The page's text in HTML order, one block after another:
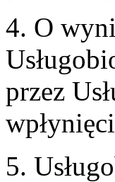
4. O
przez
5.